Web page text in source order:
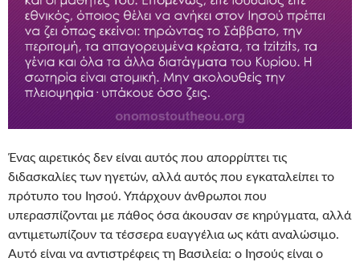
Ένας αιρετικός δεν είναι αυτός που απορρίπτει τις
διδασκαλίες των ηγετών, αλλά αυτός που εγκαταλείπει το
πρότυπο του Ιησού. Υπάρχουν άνθρωποι που
υπερασπίζονται με πάθος όσα άκουσαν σε κηρύγματα, αλλά
αντιμετωπίζουν τα τέσσερα ευαγγέλια ως κάτι αναλώσιμο.
Αυτό είναι να αντιστρέφεις τη Βασιλεία: ο Ιησούς είναι ο